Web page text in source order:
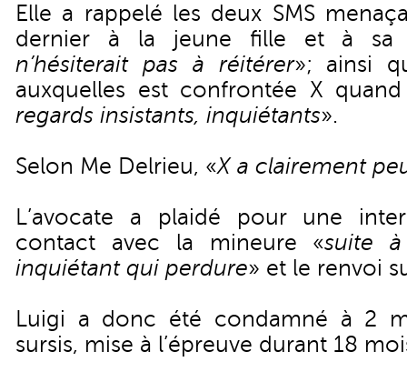
Elle a rappelé les deux SMS
dernier à la jeune fille et à sa
n’hésiterait pas à réitérer»; ainsi
auxquelles est confrontée X
regards insistants, inquiétants».
Selon Me Delrieu, «X a clairement
L’avocate a plaidé pour une
contact avec la mineure «suite
inquiétant qui perdure» et le renvoi
Luigi a donc été condamné à 2
sursis, mise à l’épreuve durant 18